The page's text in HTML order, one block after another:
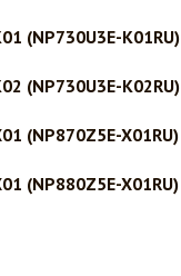
(NP730U3E-K01RU)
(NP730U3E-K02RU)
(NP870Z5E-X01RU)
(NP880Z5E-X01RU)